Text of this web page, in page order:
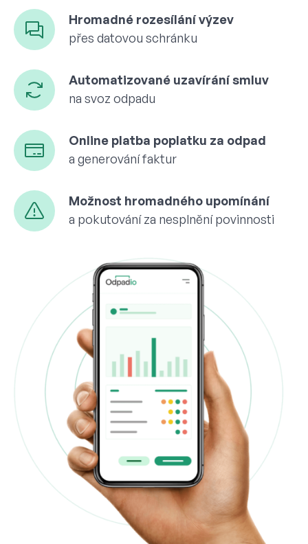
Hromadné rozesílání výzev
přes datovou schránku
Automatizované uzavírání smluv
na svoz odpadu
Online platba poplatku za odpad
a generování faktur
Možnost hromadného upomínání
a pokutování za nesplnění povinnosti